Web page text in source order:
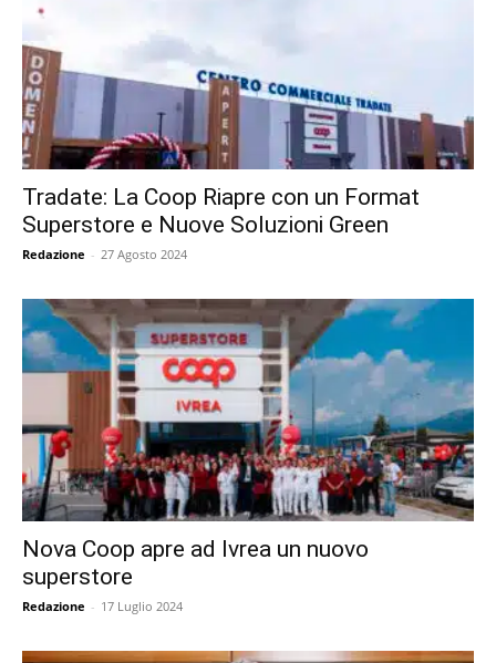
Tradate: La Coop Riapre con un Format
Superstore e Nuove Soluzioni Green
Redazione - 27 Agosto 2024
Nova Coop apre ad Ivrea un nuovo
superstore
Redazione - 17 Luglio 2024